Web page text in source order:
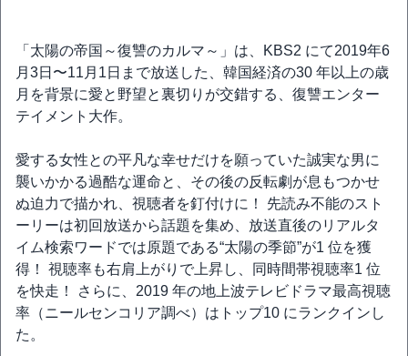
「太陽の帝国～復讐のカルマ～」は、KBS2 にて2019年6
月3日〜11月1日まで放送した、韓国経済の30 年以上の歳
月を背景に愛と野望と裏切りが交錯する、復讐エンター
テイメント大作。
愛する女性との平凡な幸せだけを願っていた誠実な男に
襲いかかる過酷な運命と、その後の反転劇が息もつかせ
ぬ迫力で描かれ、視聴者を釘付けに！ 先読み不能のスト
ーリーは初回放送から話題を集め、放送直後のリアルタ
イム検索ワードでは原題である“太陽の季節”が1 位を獲
得！ 視聴率も右肩上がりで上昇し、同時間帯視聴率1 位
を快走！ さらに、2019 年の地上波テレビドラマ最高視聴
率（ニールセンコリア調べ）はトップ10 にランクインし
た。